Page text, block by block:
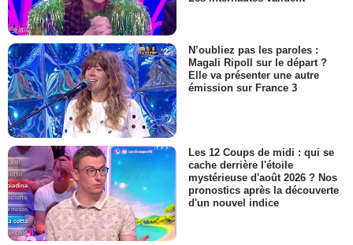
N’oubliez pas les paroles :
Magali Ripoll sur le départ ?
Elle va présenter une autre
émission sur France 3
Les 12 Coups de midi : qui se
cache derrière l'étoile
mystérieuse d'août 2026 ? Nos
pronostics après la découverte
d'un nouvel indice